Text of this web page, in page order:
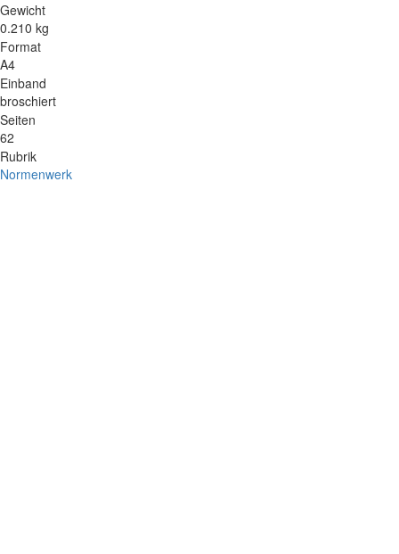
Gewicht
0.210 kg
Format
A4
Einband
broschiert
Seiten
62
Rubrik
Normenwerk